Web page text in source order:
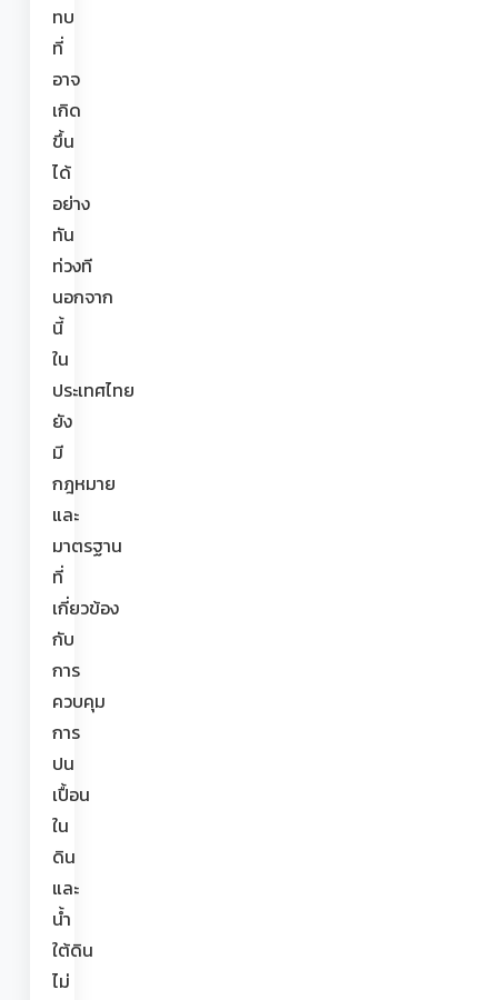
ทบ
ที่
อาจ
เกิด
ขึ้น
ได้
อย่าง
ทัน
ท่วงที
นอกจาก
นี้
ใน
ประเทศไทย
ยัง
มี
กฎหมาย
และ
มาตรฐาน
ที่
เกี่ยวข้อง
กับ
การ
ควบคุม
การ
ปน
เปื้อน
ใน
ดิน
และ
น้ำ
ใต้ดิน
ไม่